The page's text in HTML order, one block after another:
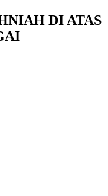
DI ATAS